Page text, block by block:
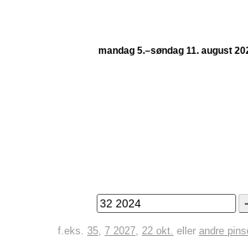
mandag 5.–søndag 11. august
f.eks. 35, 7 2027, 22 okt. eller andre